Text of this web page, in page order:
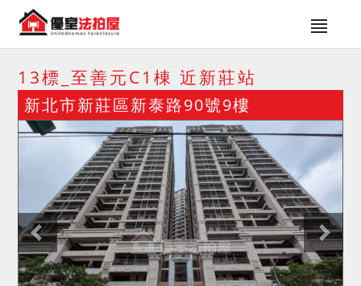
13標_至善元C1棟 近新莊站
新北市新莊區新泰路90號9樓